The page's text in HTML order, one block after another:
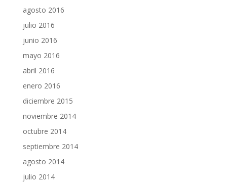
agosto 2016
julio 2016
junio 2016
mayo 2016
abril 2016
enero 2016
diciembre 2015
noviembre 2014
octubre 2014
septiembre 2014
agosto 2014
julio 2014